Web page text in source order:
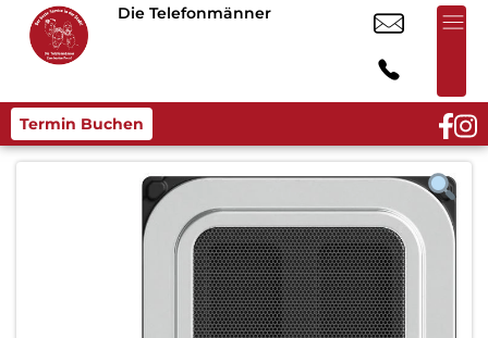
Die Telefonmänner
Termin Buchen